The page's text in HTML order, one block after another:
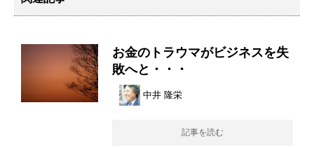
お金のトラウマがビジネスを失
敗へと・・・
中井 隆栄
記事を読む